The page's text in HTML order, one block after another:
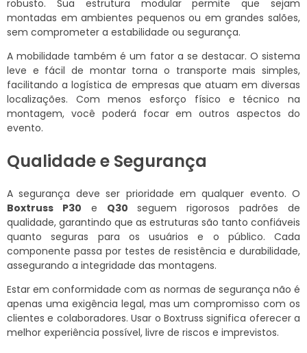
robusto. Sua estrutura modular permite que sejam
montadas em ambientes pequenos ou em grandes salões,
sem comprometer a estabilidade ou segurança.
A mobilidade também é um fator a se destacar. O sistema
leve e fácil de montar torna o transporte mais simples,
facilitando a logística de empresas que atuam em diversas
localizações. Com menos esforço físico e técnico na
montagem, você poderá focar em outros aspectos do
evento.
Qualidade e Segurança
A segurança deve ser prioridade em qualquer evento. O
Boxtruss P30 e Q30 seguem rigorosos padrões de
qualidade, garantindo que as estruturas são tanto confiáveis
quanto seguras para os usuários e o público. Cada
componente passa por testes de resistência e durabilidade,
assegurando a integridade das montagens.
Estar em conformidade com as normas de segurança não é
apenas uma exigência legal, mas um compromisso com os
clientes e colaboradores. Usar o Boxtruss significa oferecer a
melhor experiência possível, livre de riscos e imprevistos.